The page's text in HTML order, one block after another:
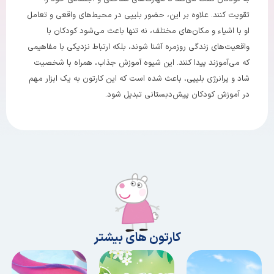
تقویت کنند. علاوه بر این، حضور بلیپی در محیط‌های واقعی و تعامل
او با اشیاء و مکان‌های مختلف، نه تنها باعث می‌شود کودکان با
واقعیت‌های زندگی روزمره آشنا شوند، بلکه ارتباط نزدیکی با مفاهیمی
که می‌آموزند پیدا کنند. این شیوه آموزش جذاب، همراه با شخصیت
شاد و پرانرژی بلیپی، باعث شده است که این کارتون به یک ابزار مهم
در آموزش کودکان پیش‌دبستانی تبدیل شود.
کارتون های بیشتر